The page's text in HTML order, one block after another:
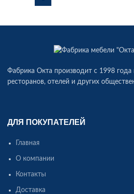
Фабрика Окта производит c 1998 года
ресторанов, отелей и других
ДЛЯ ПОКУПАТЕЛЕЙ
Главная
О компании
Контакты
Доставка